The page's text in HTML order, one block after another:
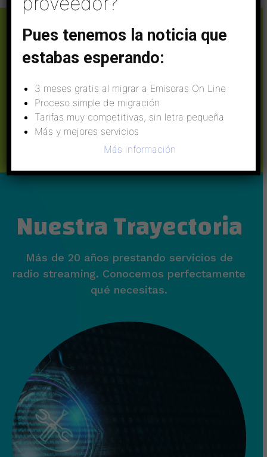
No tengas dudas, antes de contratar
pruébalo 15 Gratis
PEDIR AHORA
Nuestra Trayectoria
Más de 20 años prestando servicios de
radio streaming. Conocemos perfectamente
qué necesitas.
Pues tenemos la noticia que
estabas esperando:
3 meses gratis al migrar a Emisoras On Line
Proceso simple de migración
Tarifas muy competitivas, sin letra pequeña
Más y mejores servicios
Más información